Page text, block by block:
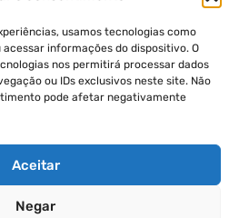
usamos tecnologias como
informações do dispositivo. O
nos permitirá processar dados
ou IDs exclusivos neste site. Não
pode afetar negativamente
Aceitar
Negar
Garmin
Um Relógio
E Isso Foi O
TECH
De 50MP: